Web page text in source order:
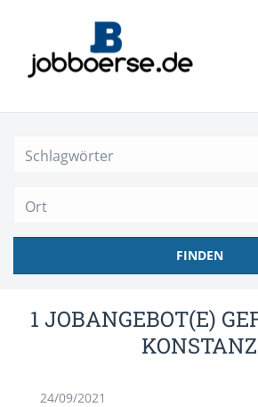
FINDEN
1 JOBANGEBOT(E)
KONSTANZ
24/09/2021